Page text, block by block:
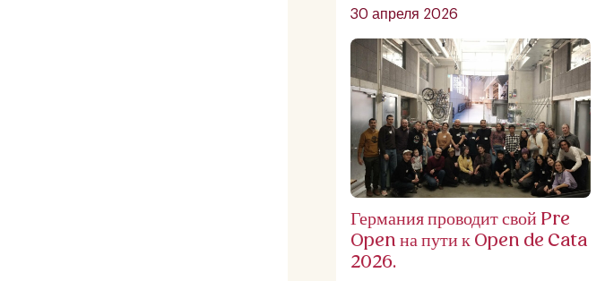
30 апреля 2026
Германия проводит свой Pre
Open на пути к Open de Cata
2026.